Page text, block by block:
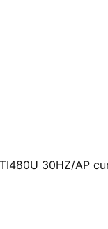
30HZ/AP